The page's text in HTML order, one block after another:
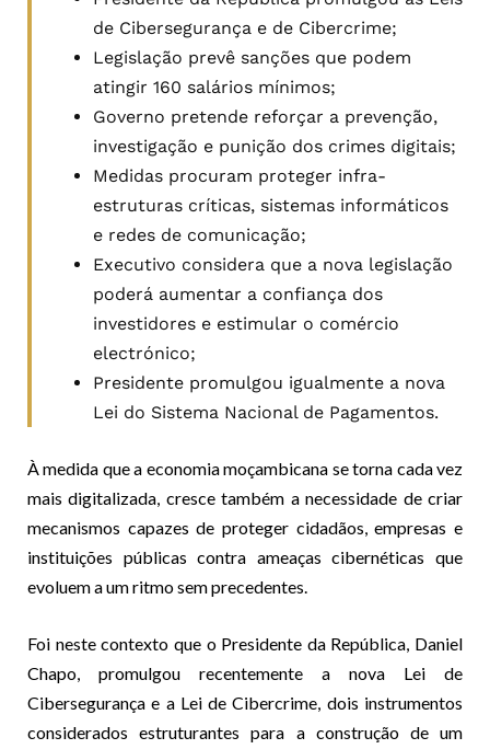
de Cibersegurança e de Cibercrime;
Legislação prevê sanções que podem
atingir 160 salários mínimos;
Governo pretende reforçar a prevenção,
investigação e punição dos crimes digitais;
Medidas procuram proteger infra-
estruturas críticas, sistemas informáticos
e redes de comunicação;
Executivo considera que a nova legislação
poderá aumentar a confiança dos
investidores e estimular o comércio
electrónico;
Presidente promulgou igualmente a nova
Lei do Sistema Nacional de Pagamentos.
À medida que a economia moçambicana se torna cada vez
mais digitalizada, cresce também a necessidade de criar
mecanismos capazes de proteger cidadãos, empresas e
instituições públicas contra ameaças cibernéticas que
evoluem a um ritmo sem precedentes.
Foi neste contexto que o Presidente da República, Daniel
Chapo, promulgou recentemente a nova Lei de
Cibersegurança e a Lei de Cibercrime, dois instrumentos
considerados estruturantes para a construção de um